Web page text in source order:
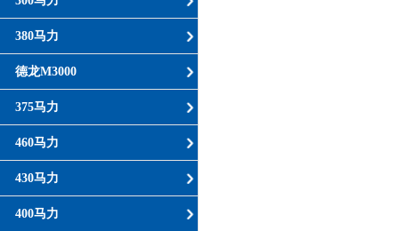
380马力
德龙M3000
375马力
460马力
430马力
400马力